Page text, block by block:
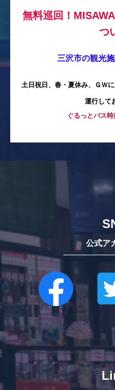
無料巡回！
つ
三沢市の観光
土日祝日、春・夏休み、ＧＷ
運行して
ぐるっとバス
公式ア